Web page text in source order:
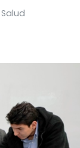
Salud